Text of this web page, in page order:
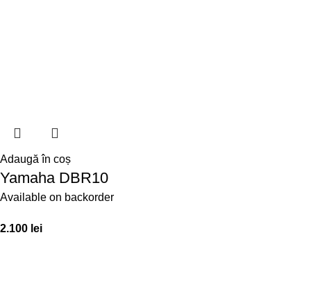
Adaugă în coș
Yamaha DBR10
Available on backorder
2.100 lei